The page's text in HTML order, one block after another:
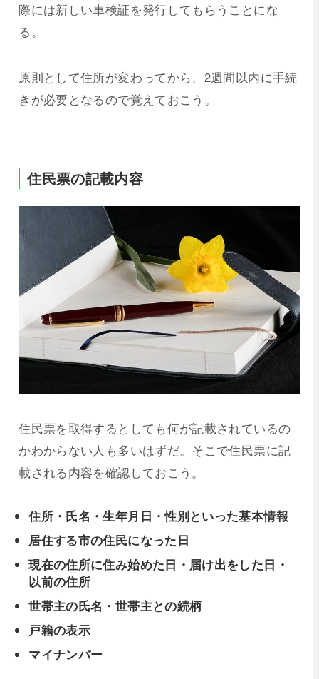
際には新しい車検証を発行してもらうことにな
る。
原則として住所が変わってから、2週間以内に手続
きが必要となるので覚えておこう。
住民票の記載内容
住民票を取得するとしても何が記載されているの
かわからない人も多いはずだ。そこで住民票に記
載される内容を確認しておこう。
住所・氏名・生年月日・性別といった基本情報
居住する市の住民になった日
現在の住所に住み始めた日・届け出をした日・
以前の住所
世帯主の氏名・世帯主との続柄
戸籍の表示
マイナンバー